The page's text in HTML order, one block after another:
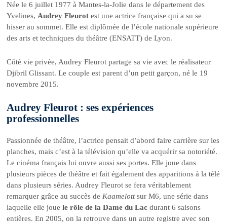
Née le 6 juillet 1977 à Mantes-la-Jolie dans le département des
Yvelines,Audrey Fleurot est une actrice française qui a su se
hisser au sommet. Elle est diplômée de l’école nationale supérieure
des arts et techniques du théâtre (ENSATT) de Lyon.
Côté vie privée, Audrey Fleurot partage sa vie avec le réalisateur
Djibril Glissant. Le couple est parent d’un petit garçon, né le 19
novembre 2015.
Audrey Fleurot : ses expériences
professionnelles
Passionnée de théâtre, l’actrice pensait d’abord faire carrière sur les
planches, mais c’est à la télévision qu’elle va acquérir sa notoriété.
Le cinéma français lui ouvre aussi ses portes. Elle joue dans
plusieurs pièces de théâtre et fait également des apparitions à la télé
dans plusieurs séries. Audrey Fleurot se fera véritablement
remarquer grâce au succès deKaamelottsur M6, une série dans
laquelle elle jouele rôle de la Dame du Lac durant 6 saisons
entières. En 2005, on la retrouve dans un autre registre avec son